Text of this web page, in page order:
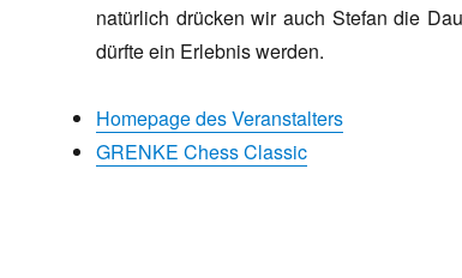
natürlich drücken wir auch Stefan die
dürfte ein Erlebnis werden.
Homepage des Veranstalters
GRENKE Chess Classic